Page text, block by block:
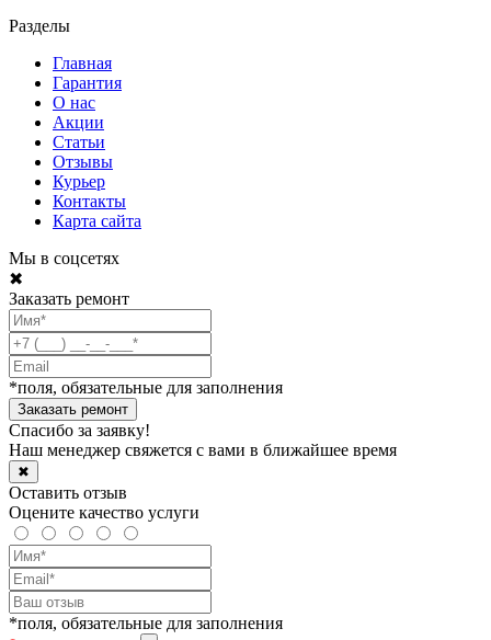
Разделы
Главная
Гарантия
О нас
Акции
Статьи
Отзывы
Курьер
Контакты
Карта сайта
Мы в соцсетях
✖
Заказать ремонт
*поля, обязательные для заполнения
Спасибо за заявку!
Наш менеджер свяжется с вами в ближайшее время
✖
Оставить отзыв
Оцените качество услуги
*поля, обязательные для заполнения